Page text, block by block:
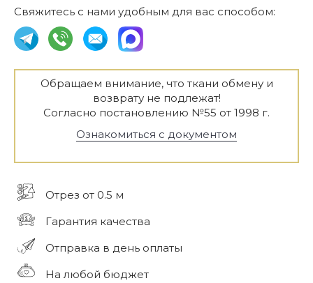
Свяжитесь с нами удобным для вас способом:
Обращаем внимание, что ткани обмену и
возврату не подлежат!
Согласно постановлению №55 от 1998 г.
Ознакомиться с документом
Отрез от 0.5 м
Гарантия качества
Отправка в день оплаты
На любой бюджет